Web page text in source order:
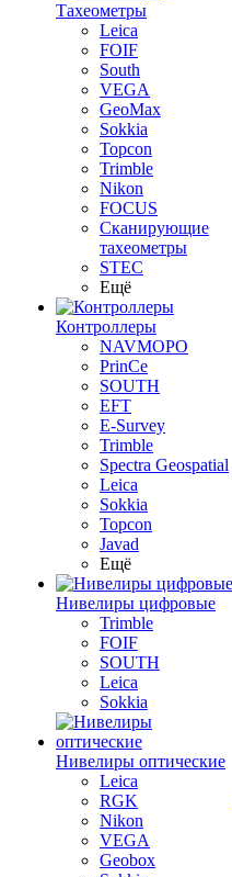
Тахеометры
Leica
FOIF
South
VEGA
GeoMax
Sokkia
Topcon
Trimble
Nikon
FOCUS
Сканирующие
тахеометры
STEC
Ещё
Контроллеры
NAVMOPO
PrinCe
SOUTH
EFT
E-Survey
Trimble
Spectra Geospatial
Leica
Sokkia
Topcon
Javad
Ещё
Нивелиры цифровые
Trimble
FOIF
SOUTH
Leica
Sokkia
Нивелиры оптические
Leica
RGK
Nikon
VEGA
Geobox